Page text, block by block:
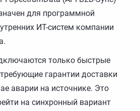
для программной
ИТ-систем компании
только быстрые
гарантии доставки
аварии на источнике. Это
на синхронный вариант